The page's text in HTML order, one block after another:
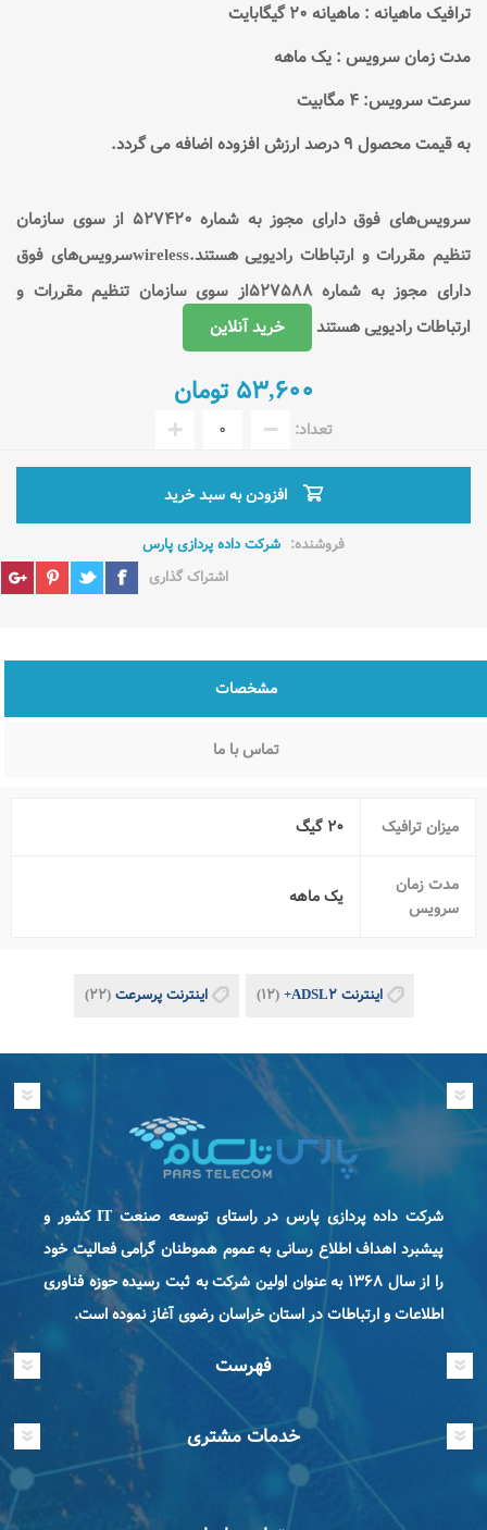
ترافیک ماهیانه : ماهیانه ۲۰ گیگابایت
مدت زمان سرویس : یک ماهه
سرعت سرویس: ۴ مگابیت
به قیمت محصول ۹ درصد ارزش افزوده اضافه می گردد.
سرویس‌های فوق دارای مجوز به شماره ۵۲۷۴۲۰ از سوی سازمان
تنظیم مقررات و ارتباطات رادیویی هستند.wirelessسرویس‌های فوق
دارای مجوز به شماره ۵۲۷۵۸۸از سوی سازمان تنظیم مقررات و
ارتباطات رادیویی هستند
خرید آنلاین
۵۳,۶۰۰ تومان
تعداد:
افزودن به سبد خرید
فروشنده: شرکت داده پردازی پارس
اشتراک گذاری
مشخصات
تماس با ما
میزان ترافیک ۲۰ گیگ
مدت زمان
سرویس
یک ماهه
اینترنت ADSL۲+ (۱۲) اینترنت پرسرعت (۲۲)
شرکت داده پردازی پارس در راستای توسعه صنعت IT كشور و
پیشبرد اهداف اطلاع رسانی به عموم هموطنان گرامی فعاليت خود
را از سال ۱۳۶۸ به عنوان اولین شرکت به ثبت رسیده حوزه فناوری
اطلاعات و ارتباطات در استان خراسان رضوی آغاز نموده است.
فهرست
خدمات مشتری